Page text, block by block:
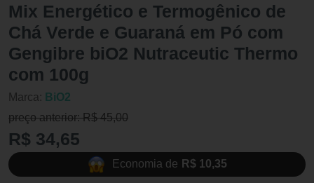
Mix Energético e Termogênico de
Chá Verde e Guaraná em Pó com
Gengibre biO2 Nutraceutic Thermo
com 100g
Marca: BiO2
preço anterior: R$ 45,00
R$ 34,65
Economia de R$ 10,35